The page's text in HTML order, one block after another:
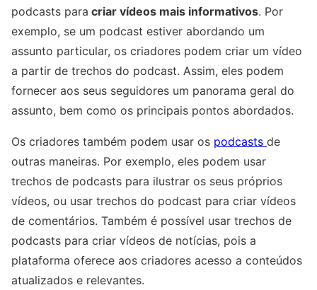
podcasts para criar vídeos mais informativos. Por
exemplo, se um podcast estiver abordando um
assunto particular, os criadores podem criar um vídeo
a partir de trechos do podcast. Assim, eles podem
fornecer aos seus seguidores um panorama geral do
assunto, bem como os principais pontos abordados.
Os criadores também podem usar os podcasts de
outras maneiras. Por exemplo, eles podem usar
trechos de podcasts para ilustrar os seus próprios
vídeos, ou usar trechos do podcast para criar vídeos
de comentários. Também é possível usar trechos de
podcasts para criar vídeos de notícias, pois a
plataforma oferece aos criadores acesso a conteúdos
atualizados e relevantes.